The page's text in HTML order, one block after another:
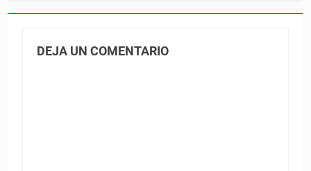
DEJA UN COMENTARIO